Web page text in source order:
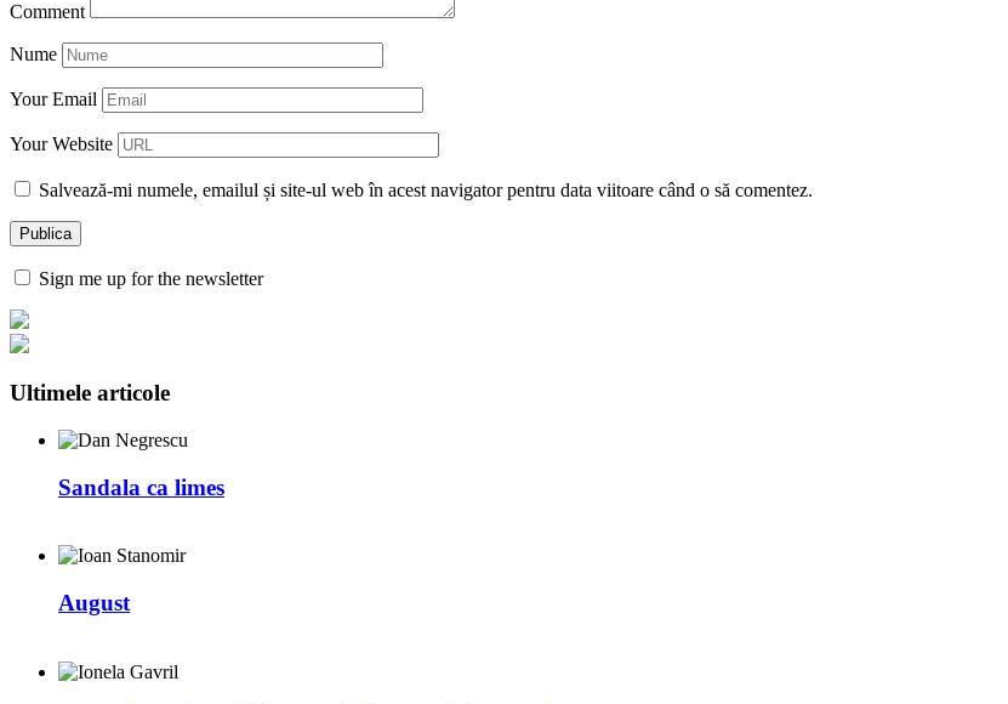
Comment
Nume
Your Email
Your Website
Salvează-mi numele, emailul și site-ul web în acest navigator pentru data viitoare când o să comentez.
Sign me up for the newsletter
Ultimele articole
Sandala ca limes
August